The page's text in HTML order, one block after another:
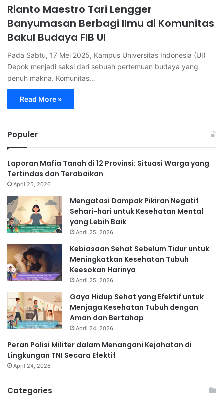
Rianto Maestro Tari Lengger
Banyumasan Berbagi Ilmu di Komunitas
Bakul Budaya FIB UI
Pada Sabtu, 17 Mei 2025, Kampus Universitas Indonesia (UI)
Depok menjadi saksi dari sebuah pertemuan budaya yang
penuh makna. Komunitas…
Read More »
Populer
Laporan Mafia Tanah di 12 Provinsi: Situasi Warga yang
Tertindas dan Terabaikan
April 25, 2026
Mengatasi Dampak Pikiran Negatif
Sehari-hari untuk Kesehatan Mental
yang Lebih Baik
April 25, 2026
Kebiasaan Sehat Sebelum Tidur untuk
Meningkatkan Kesehatan Tubuh
Keesokan Harinya
April 25, 2026
Gaya Hidup Sehat yang Efektif untuk
Menjaga Kesehatan Tubuh dengan
Aman dan Bertahap
April 24, 2026
Peran Polisi Militer dalam Menangani Kejahatan di
Lingkungan TNI Secara Efektif
April 24, 2026
Categories